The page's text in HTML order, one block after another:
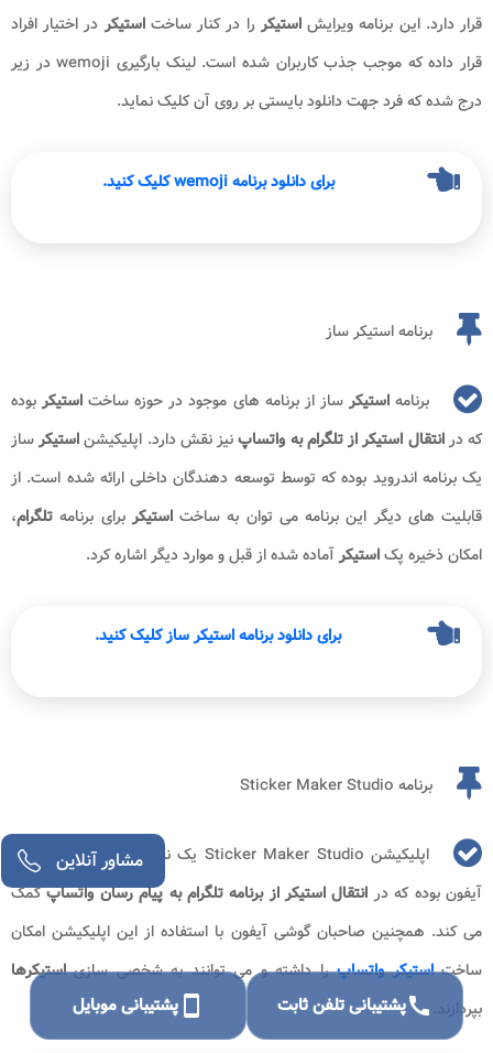
قرار دارد. این برنامه ویرایشاستیکر را در کنار ساختاستیکر در اختیار افراد
قرار داده که موجب جذب کاربران شده است. لینک بارگیری wemoji در زیر
درج شده که فرد جهت دانلود بایستی بر روی آن کلیک نماید.
برای دانلود برنامه wemoji کلیک کنید.
برنامه استیکر ساز
برنامهاستیکرساز از برنامه های موجود در حوزه ساخت استیکربوده
که درانتقال استیکر از تلگرام به واتساپنیز نقش دارد. اپلیکیشناستیکرساز
یک برنامه اندروید بوده که توسط توسعه دهندگان داخلی ارائه شده است. از
قابلیت های دیگر این برنامه می توان به ساختاستیکربرای برنامه تلگرام،
امکان ذخیره پکاستیکرآماده شده از قبل و موارد دیگر اشاره کرد.
برای دانلود برنامه استیکر ساز کلیک کنید.
برنامه Sticker Maker Studio
اپلیکیشن Sticker Maker Studio یک نرم افزار برای گوشی های
آیفون بوده که در انتقال استیکر از برنامه تلگرام به پیام رسان واتساپکمک
می کند. همچنین صاحبان گوشی آیفون با استفاده از این اپلیکیشن امکان
ساختاستیکر واتساپرا داشته و می توانند به شخصی سازیاستیکرها
بپردازند.
callپشتیبانی تلفن ثابت smartphoneپشتیبانی موبایل